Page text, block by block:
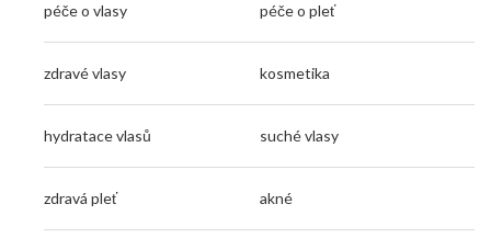
péče o vlasy péče o pleť
zdravé vlasy kosmetika
hydratace vlasů suché vlasy
zdravá pleť akné